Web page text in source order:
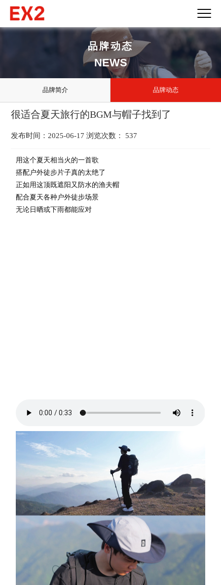
品牌动态
NEWS
品牌简介 品牌动态
很适合夏天旅行的BGM与帽子找到了
发布时间：2025-06-17 浏览次数： 537
用这个夏天相当火的一首歌
搭配户外徒步片子真的太绝了
正如用这顶既遮阳又防水的渔夫帽
配合夏天各种户外徒步场景
无论日晒或下雨都能应对